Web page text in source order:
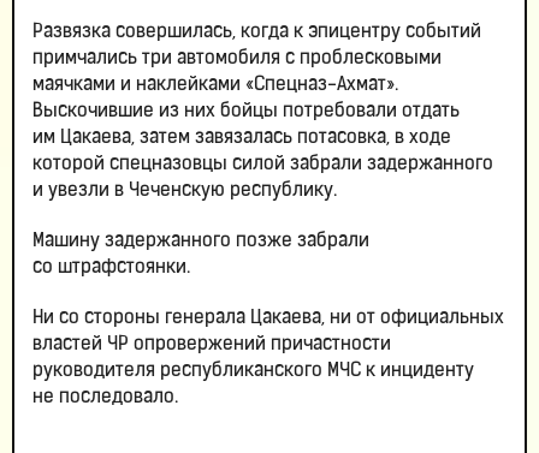
Развязка совершилась, когда к эпицентру событий
примчались три автомобиля с проблесковыми
маячками и наклейками «Спецназ-Ахмат».
Выскочившие из них бойцы потребовали отдать
им Цакаева, затем завязалась потасовка, в ходе
которой спецназовцы силой забрали задержанного
и увезли в Чеченскую республику.
Машину задержанного позже забрали
со штрафстоянки.
Ни со стороны генерала Цакаева, ни от официальных
властей ЧР опровержений причастности
руководителя республиканского МЧС к инциденту
не последовало.